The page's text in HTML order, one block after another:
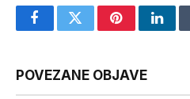
FacebookTwitterPinterest
POVEZANE OBJAVE